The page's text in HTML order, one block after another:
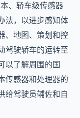
、轿车级传感器
法，以进步感知体
、地图、策划和控
驾驶轿车的运转至
以了解周围的国
传感器和处理器的
给驾驶员辅佐和自